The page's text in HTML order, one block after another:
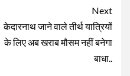
Next
केदारनाथ जाने वाले तीर्थ यात्रियों
के लिए अब खराब मौसम नहीं बनेगा
बाधा..